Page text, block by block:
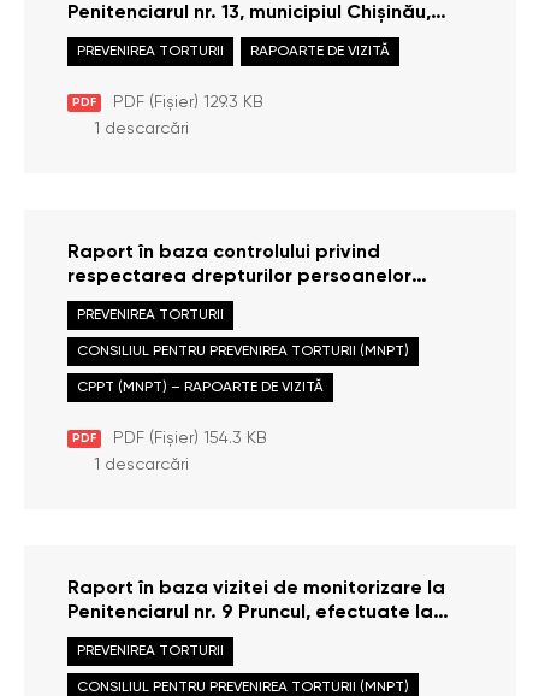
Penitenciarul nr. 13, municipiul Chişinău,
efectuate la data de 22 iulie 2013
PDF PDF (Fișier) 129.3 KB
PREVENIREA TORTURII RAPOARTE DE VIZITĂ
1 descarcări
Raport în baza controlului privind
respectarea drepturilor persoanelor
private de libertate în Izolatorul de
Detenție Provizorie din cadrul
Inspectoratului de Poliție Leova, efectuat
la data de 10 iulie 2013
PDF PDF (Fișier) 154.3 KB
PREVENIREA TORTURII
CONSILIUL PENTRU PREVENIREA TORTURII (MNPT)
CPPT (MNPT) – RAPOARTE DE VIZITĂ
1 descarcări
Raport în baza vizitei de monitorizare la
Penitenciarul nr. 9 Pruncul, efectuate la
data de 25 iunie 2013
PREVENIREA TORTURII
CONSILIUL PENTRU PREVENIREA TORTURII (MNPT)